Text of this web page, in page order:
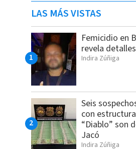
LAS MÁS VISTAS
Femicidio en
revela
Indira Zúñiga
Seis
con
“Diablo” son
Jacó
Indira Zúñiga